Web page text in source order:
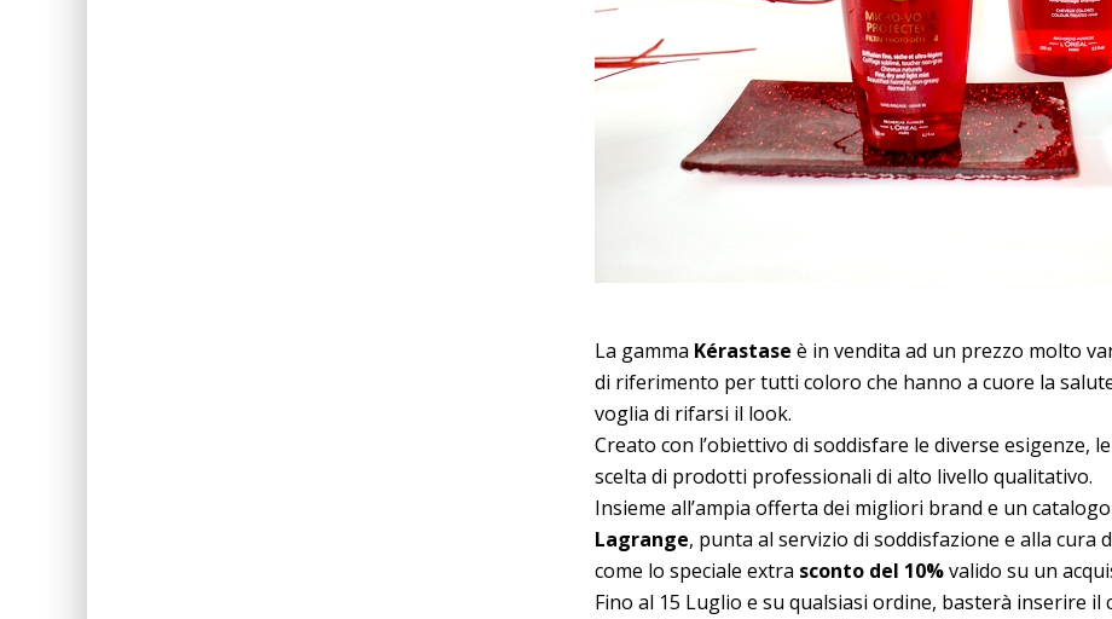
La gamma Kérastase è in vendita ad un prezzo molto
di riferimento per tutti coloro che hanno a cuore la
voglia di rifarsi il look.
Creato con l’obiettivo di soddisfare le diverse esigenze,
scelta di prodotti professionali di alto livello qualitativo.
Insieme all’ampia offerta dei migliori brand e un
Lagrange, punta al servizio di soddisfazione e alla
come lo speciale extra sconto del 10%valido su un
Fino al 15 Luglio e su qualsiasi ordine, basterà inserire il